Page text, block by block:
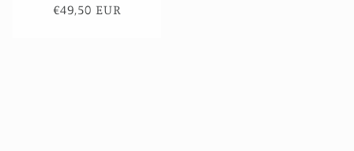
habitual de
€49,50 EUR